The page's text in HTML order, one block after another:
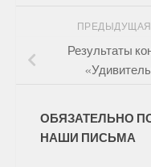
Результаты
ОБЯЗАТЕЛЬНО
НАШИ ПИСЬМА